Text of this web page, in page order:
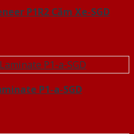
P1R2 Căm Xe-SGD
P1-a-SGD